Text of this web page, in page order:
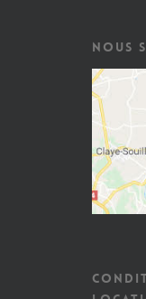
NOUS